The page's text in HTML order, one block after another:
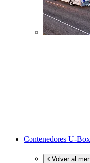
Contenedores U-Box
Volver al